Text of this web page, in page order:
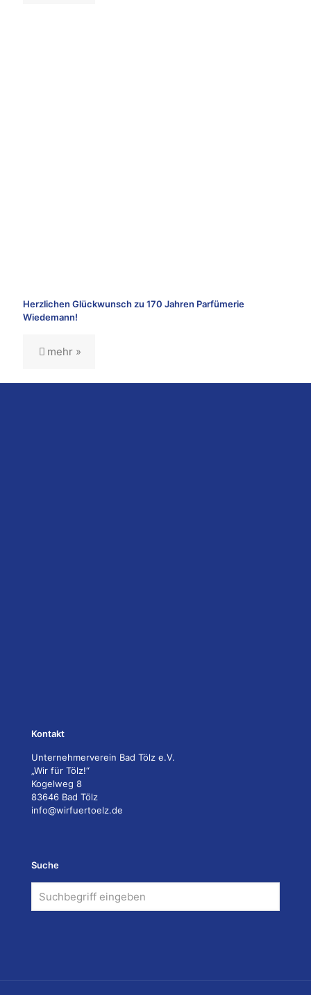
Herzlichen Glückwunsch zu 170 Jahren Parfümerie
Wiedemann!
mehr »
Kontakt
Unternehmerverein Bad Tölz e.V.
„Wir für Tölz!“
Kogelweg 8
83646 Bad Tölz
info@wirfuertoelz.de
Suche